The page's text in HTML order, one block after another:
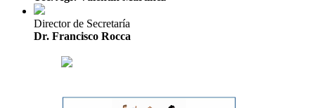
Director de Secretaría
Dr. Francisco Rocca